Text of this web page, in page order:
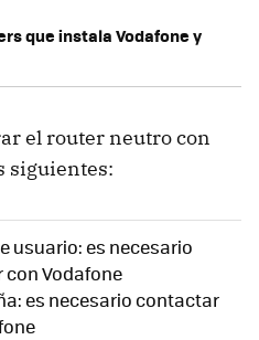
que instala Vodafone y
el router neutro con
siguientes:
usuario: es necesario
Vodafone
es necesario contactar